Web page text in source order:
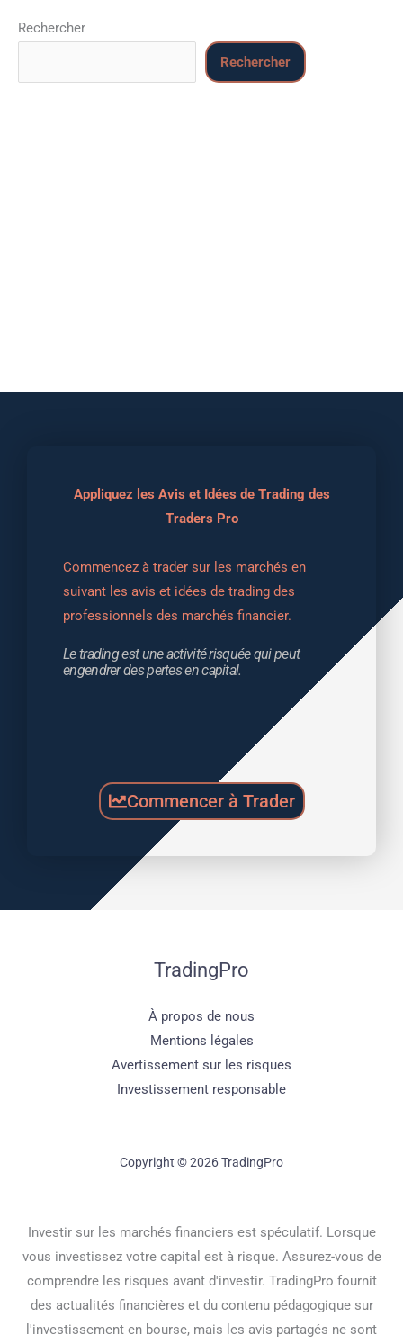
Rechercher
Rechercher
Appliquez les Avis et Idées de Trading des
Traders Pro
Commencez à trader sur les marchés en
suivant les avis et idées de trading des
professionnels des marchés financier.
Le trading est une activité risquée qui peut
engendrer des pertes en capital.
Commencer à Trader
TradingPro
À propos de nous
Mentions légales
Avertissement sur les risques
Investissement responsable
Copyright © 2026 TradingPro
Investir sur les marchés financiers est spéculatif. Lorsque
vous investissez votre capital est à risque. Assurez-vous de
comprendre les risques avant d'investir. TradingPro fournit
des actualités financières et du contenu pédagogique sur
l'investissement en bourse, mais les avis partagés ne sont